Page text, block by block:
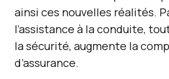
ainsi ces nouvelles réalités.
l’assistance à la conduite,
la sécurité, augmente la
d’assurance.